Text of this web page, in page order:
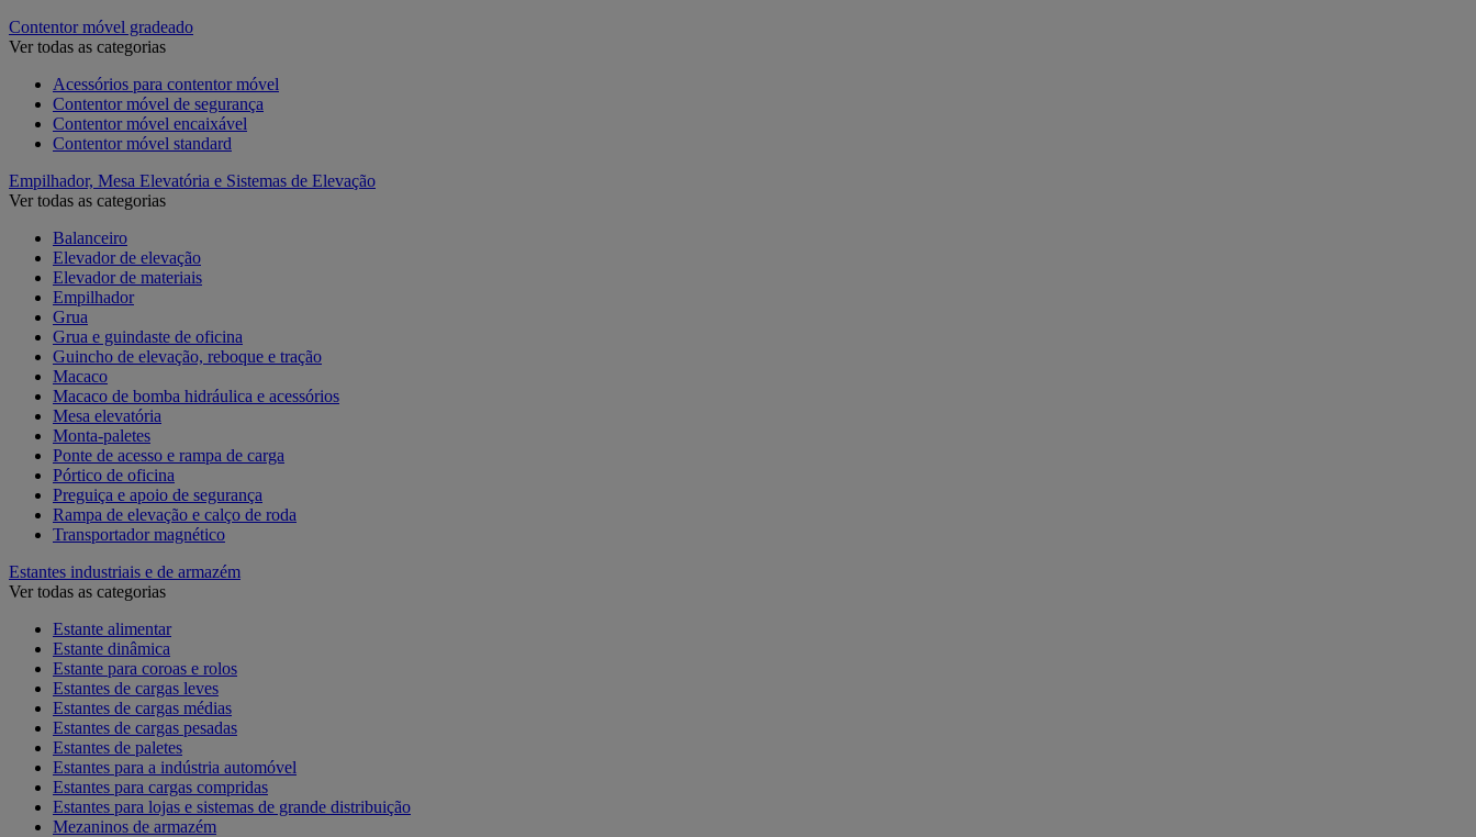
Contentor móvel gradeado
Ver todas as categorias
Acessórios para contentor móvel
Contentor móvel de segurança
Contentor móvel encaixável
Contentor móvel standard
Empilhador, Mesa Elevatória e Sistemas de Elevação
Ver todas as categorias
Balanceiro
Elevador de elevação
Elevador de materiais
Empilhador
Grua
Grua e guindaste de oficina
Guincho de elevação, reboque e tração
Macaco
Macaco de bomba hidráulica e acessórios
Mesa elevatória
Monta-paletes
Ponte de acesso e rampa de carga
Pórtico de oficina
Preguiça e apoio de segurança
Rampa de elevação e calço de roda
Transportador magnético
Estantes industriais e de armazém
Ver todas as categorias
Estante alimentar
Estante dinâmica
Estante para coroas e rolos
Estantes de cargas leves
Estantes de cargas médias
Estantes de cargas pesadas
Estantes de paletes
Estantes para a indústria automóvel
Estantes para cargas compridas
Estantes para lojas e sistemas de grande distribuição
Mezaninos de armazém